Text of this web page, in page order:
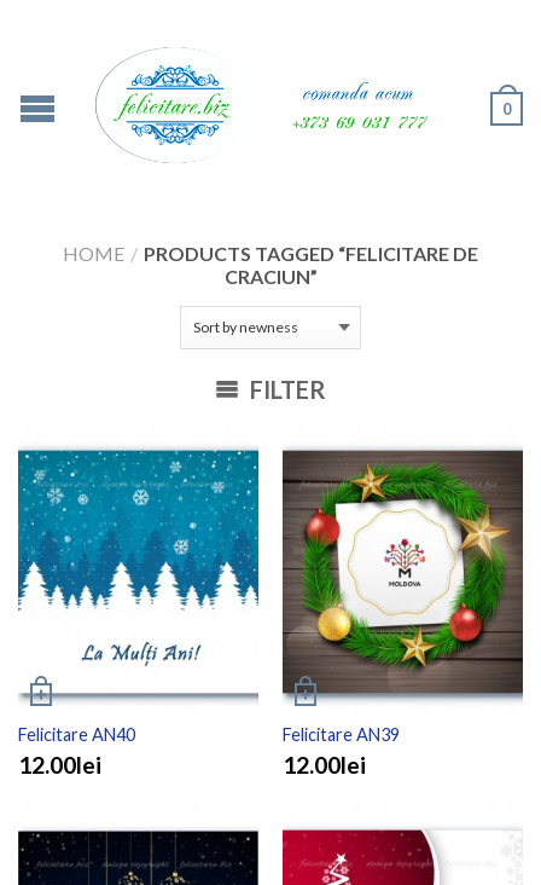
0
HOME / PRODUCTS TAGGED “FELICITARE DE
CRACIUN”
FILTER
Felicitare AN40
12.00lei
Felicitare AN39
12.00lei